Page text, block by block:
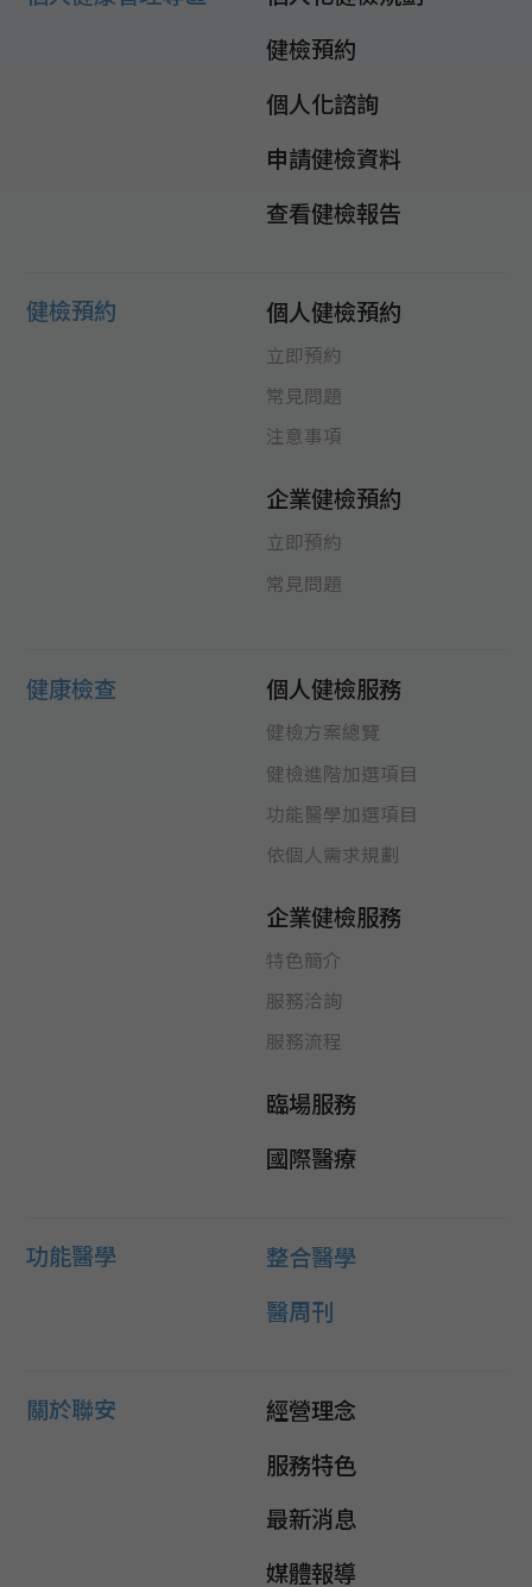
健檢預約
個人化諮詢
申請健檢資料
查看健檢報告
健檢預約 個人健檢預約
立即預約
常見問題
注意事項
企業健檢預約
立即預約
常見問題
健康檢查 個人健檢服務
健檢方案總覽
健檢進階加選項目
功能醫學加選項目
依個人需求規劃
企業健檢服務
特色簡介
服務洽詢
服務流程
臨場服務
國際醫療
功能醫學
整合醫學
醫周刊
關於聯安
經營理念
服務特色
最新消息
媒體報導